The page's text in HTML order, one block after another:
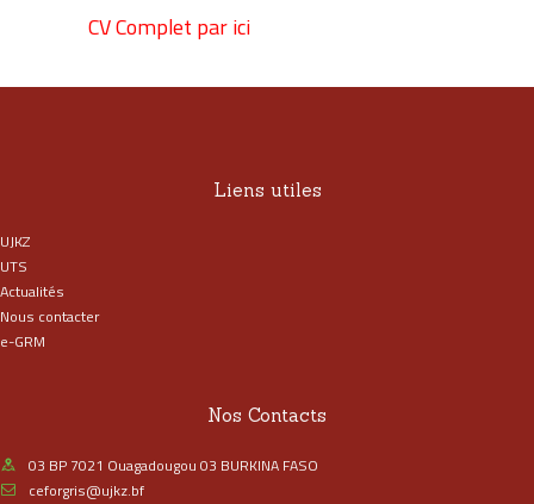
CV Complet par ici
Liens utiles
UJKZ
UTS
Actualités
Nous contacter
e-GRM
Nos Contacts
03 BP 7021 Ouagadougou 03 BURKINA FASO
ceforgris@ujkz.bf